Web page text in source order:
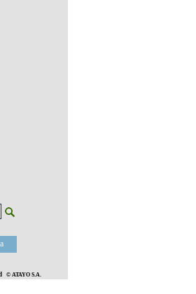
© ATAYO S.A.